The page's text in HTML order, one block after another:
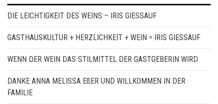
DIE LEICHTIGKEIT DES WEINS – IRIS GIESSAUF
GASTHAUSKULTUR + HERZLICHKEIT + WEIN = IRIS GIESSAUF
WENN DER WEIN DAS STILMITTEL DER GASTGEBERIN WIRD
DANKE ANNA MELISSA EßER UND WILLKOMMEN IN DER
FAMILIE